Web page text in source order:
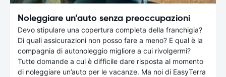
Noleggiare un’auto senza preoccupazioni
Devo stipulare una copertura completa della franchigia?
Di quali assicurazioni non posso fare a meno? E qual è la
compagnia di autonoleggio migliore a cui rivolgermi?
Tutte domande a cui è difficile dare risposta al momento
di noleggiare un’auto per le vacanze. Ma noi di EasyTerra